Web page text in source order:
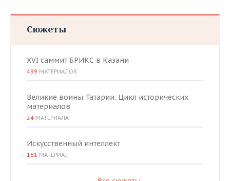
Сюжеты
XVI саммит БРИКС в Казани
499 МАТЕРИАЛОВ
Великие воины Татарии. Цикл исторических
материалов
24 МАТЕРИАЛА
Искусственный интеллект
181 МАТЕРИАЛ